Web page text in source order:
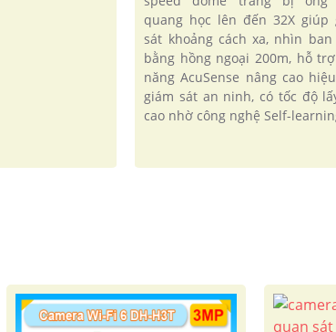
quang học lên đến 32X giúp
sát khoảng cách xa, nhìn ban
bằng hồng ngoại 200m, hỗ
năng AcuSense nâng cao
giám sát an ninh, có tốc độ
cao nhờ công nghệ Self-